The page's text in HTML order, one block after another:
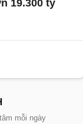
19.300 tỷ
mỗi ngày